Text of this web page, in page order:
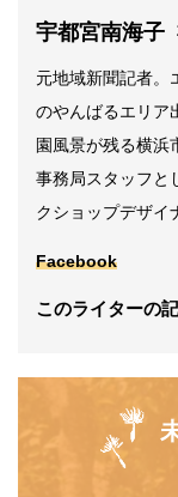
宇都宮南海子
元地域新聞記者。
のやんばるエリア
園風景が残る横浜
事務局スタッフと
クショップデザイ
Facebook
このライターの